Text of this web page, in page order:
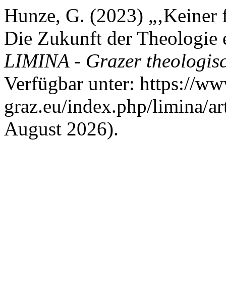
Hunze, G. (2023)
Die Zukunft der Theologie
LIMINA - Grazer
Verfügbar unter: https://
graz.eu/index.php/limina/
August 2026).